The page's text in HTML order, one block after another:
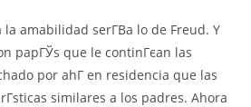
la amabilidad serГ­В­a lo de Freud. Y
papГЎs que le continГєan las
por ahГ­ en residencia que las
similares a los padres. Ahora